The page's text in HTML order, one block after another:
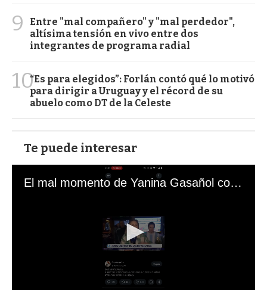
9
Entre "mal compañero" y "mal perdedor",
altísima tensión en vivo entre dos
integrantes de programa radial
10“Es para elegidos”: Forlán contó qué lo motivó
para dirigir a Uruguay y el récord de su
abuelo como DT de la Celeste
Te puede interesar
El mal momento de Yanina Gasañol con un hincha argentino en "Subrayado"